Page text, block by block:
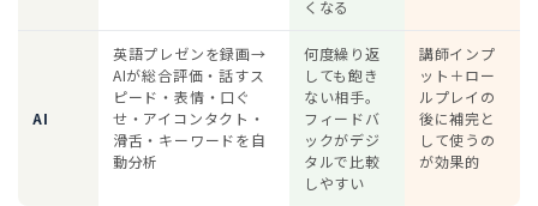
くなる
AI
英語プレゼンを録画→
AIが総合評価・話すス
ピード・表情・口ぐ
せ・アイコンタクト・
滑舌・キーワードを自
動分析
何度繰り返
しても飽き
ない相手。
フィードバ
ックがデジ
タルで比較
しやすい
講師インプ
ット＋ロー
ルプレイの
後に補完と
して使うの
が効果的